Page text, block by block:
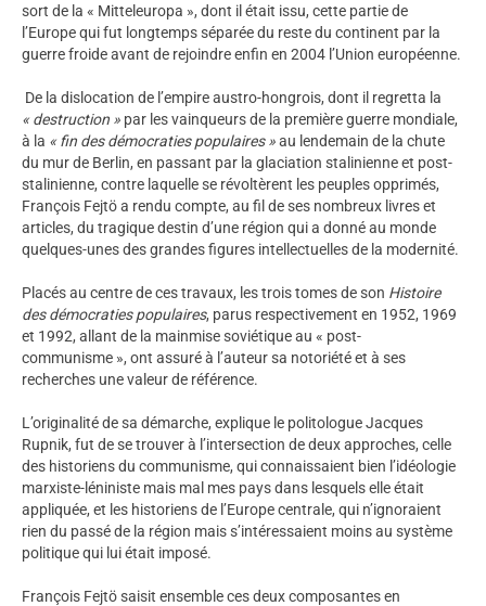
sort de la « Mitteleuropa », dont il était issu, cette partie de
l’Europe qui fut longtemps séparée du reste du continent par la
guerre froide avant de rejoindre enfin en 2004 l’Union européenne.
De la dislocation de l’empire austro-hongrois, dont il regretta la
« destruction » par les vainqueurs de la première guerre mondiale,
à la « fin des démocraties populaires »au lendemain de la chute
du mur de Berlin, en passant par la glaciation stalinienne et post-
stalinienne, contre laquelle se révoltèrent les peuples opprimés,
François Fejtö a rendu compte, au fil de ses nombreux livres et
articles, du tragique destin d’une région qui a donné au monde
quelques-unes des grandes figures intellectuelles de la modernité.
Placés au centre de ces travaux, les trois tomes de son Histoire
des démocraties populaires, parus respectivement en 1952, 1969
et 1992, allant de la mainmise soviétique au « post-
communisme », ont assuré à l’auteur sa notoriété et à ses
recherches une valeur de référence.
L’originalité de sa démarche, explique le politologue Jacques
Rupnik, fut de se trouver à l’intersection de deux approches, celle
des historiens du communisme, qui connaissaient bien l’idéologie
marxiste-léniniste mais mal mes pays dans lesquels elle était
appliquée, et les historiens de l’Europe centrale, qui n’ignoraient
rien du passé de la région mais s’intéressaient moins au système
politique qui lui était imposé.
François Fejtö saisit ensemble ces deux composantes en